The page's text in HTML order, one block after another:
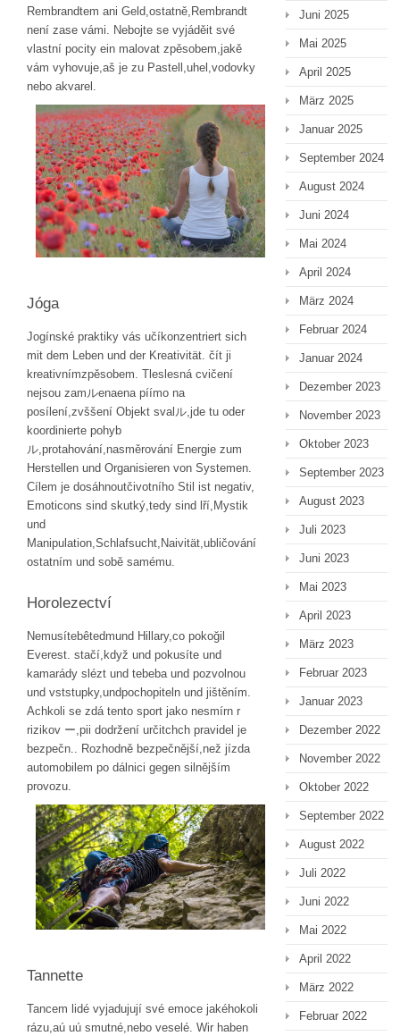
Rembrandtem ani Geld,ostatně,Rembrandt
není zase vámi. Nebojte se vyjáděit své
vlastní pocity ein malovat zpěsobem,jakě
vám vyhovuje,aš je zu Pastell,uhel,vodovky
nebo akvarel.
Jóga
Jogínské praktiky vás učíkonzentriert sich
mit dem Leben und der Kreativität. čít ji
kreativnímzpěsobem. Tleslesná cvičení
nejsou zamルenaena píímo na
posílení,zvššení Objekt svalル,jde tu oder
koordinierte pohyb
ル,protahování,nasměrování Energie zum
Herstellen und Organisieren von Systemen.
Cílem je dosáhnoutčivotního Stil ist negativ,
Emoticons sind skutký,tedy sind lří,Mystik
und
Manipulation,Schlafsucht,Naivität,ubličování
ostatním und sobě samému.
Horolezectví
Nemusítebêtedmund Hillary,co pokoğil
Everest. stačí,když und pokusíte und
kamarády slézt und tebeba und pozvolnou
und vststupky,undpochopiteln und jištěním.
Achkoli se zdá tento sport jako nesmírn r
rizikov ー,pii dodržení určitchch pravidel je
bezpečn.. Rozhodně bezpečnější,než jízda
automobilem po dálnici gegen silnějším
provozu.
Tannette
Tancem lidé vyjadujují své emoce jakéhokoli
rázu,aú uú smutné,nebo veselé. Wir haben
Juni 2025
Mai 2025
April 2025
März 2025
Januar 2025
September 2024
August 2024
Juni 2024
Mai 2024
April 2024
März 2024
Februar 2024
Januar 2024
Dezember 2023
November 2023
Oktober 2023
September 2023
August 2023
Juli 2023
Juni 2023
Mai 2023
April 2023
März 2023
Februar 2023
Januar 2023
Dezember 2022
November 2022
Oktober 2022
September 2022
August 2022
Juli 2022
Juni 2022
Mai 2022
April 2022
März 2022
Februar 2022